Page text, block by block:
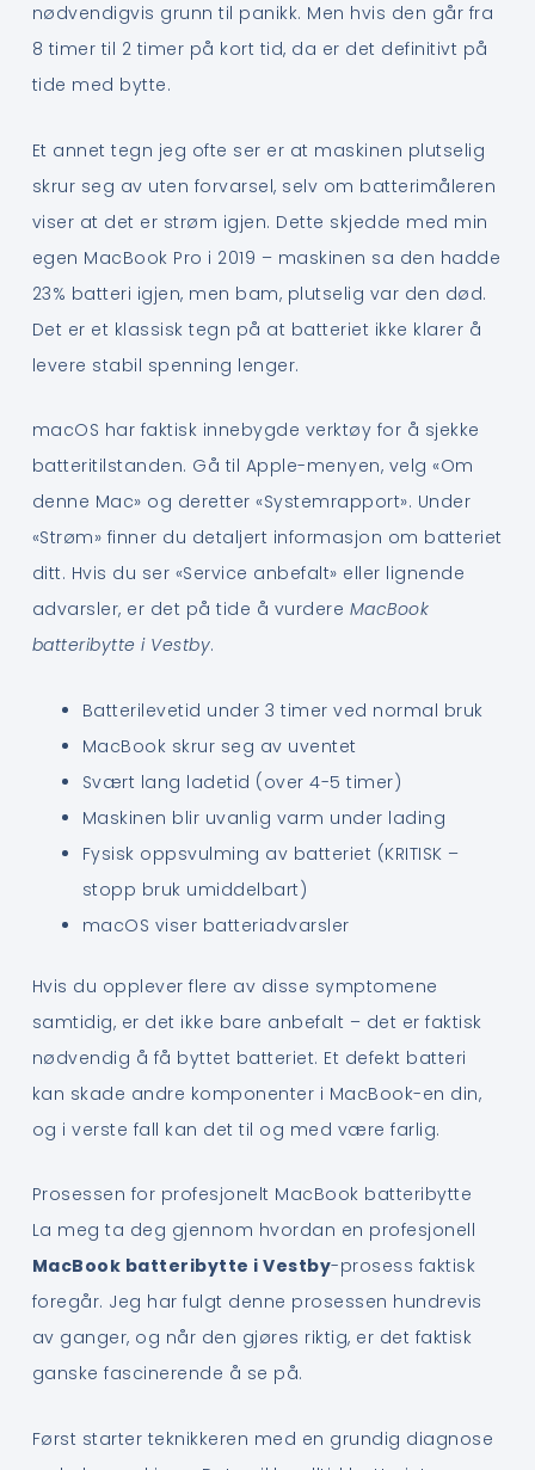
nødvendigvis grunn til panikk. Men hvis den går fra
8 timer til 2 timer på kort tid, da er det definitivt på
tide med bytte.
Et annet tegn jeg ofte ser er at maskinen plutselig
skrur seg av uten forvarsel, selv om batterimåleren
viser at det er strøm igjen. Dette skjedde med min
egen MacBook Pro i 2019 – maskinen sa den hadde
23% batteri igjen, men bam, plutselig var den død.
Det er et klassisk tegn på at batteriet ikke klarer å
levere stabil spenning lenger.
macOS har faktisk innebygde verktøy for å sjekke
batteritilstanden. Gå til Apple-menyen, velg «Om
denne Mac» og deretter «Systemrapport». Under
«Strøm» finner du detaljert informasjon om batteriet
ditt. Hvis du ser «Service anbefalt» eller lignende
advarsler, er det på tide å vurdere MacBook
batteribytte i Vestby.
Batterilevetid under 3 timer ved normal bruk
MacBook skrur seg av uventet
Svært lang ladetid (over 4-5 timer)
Maskinen blir uvanlig varm under lading
Fysisk oppsvulming av batteriet (KRITISK –
stopp bruk umiddelbart)
macOS viser batteriadvarsler
Hvis du opplever flere av disse symptomene
samtidig, er det ikke bare anbefalt – det er faktisk
nødvendig å få byttet batteriet. Et defekt batteri
kan skade andre komponenter i MacBook-en din,
og i verste fall kan det til og med være farlig.
Prosessen for profesjonelt MacBook batteribytte
La meg ta deg gjennom hvordan en profesjonell
MacBook batteribytte i Vestby-prosess faktisk
foregår. Jeg har fulgt denne prosessen hundrevis
av ganger, og når den gjøres riktig, er det faktisk
ganske fascinerende å se på.
Først starter teknikkeren med en grundig diagnose